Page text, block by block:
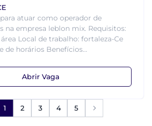
atuar como operador de
na empresa leblon mix. Requisitos:
Local de trabalho: fortaleza-Ce
de horários Benefícios...
Abrir Vaga
1 2 3 4 5